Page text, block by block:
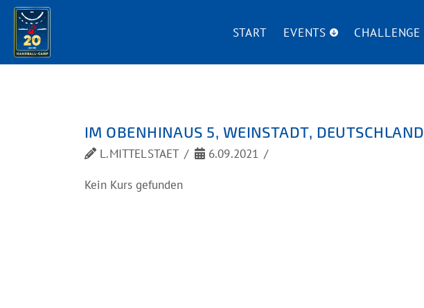
START EVENTS CHALLENGE
IM OBENHINAUS 5, WEINSTADT, DEUTSCHLAND
L.MITTELSTAET 6.09.2021
Kein Kurs gefunden